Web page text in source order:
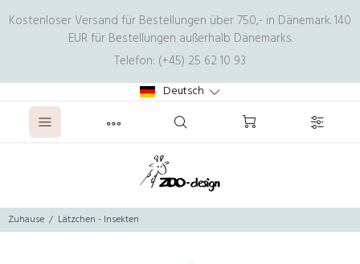
Kostenloser Versand für Bestellungen über 750,- in Dänemark. 140
EUR für Bestellungen außerhalb Dänemarks.
Telefon: (+45) 25 62 10 93
Deutsch
Zuhause Lätzchen - Insekten